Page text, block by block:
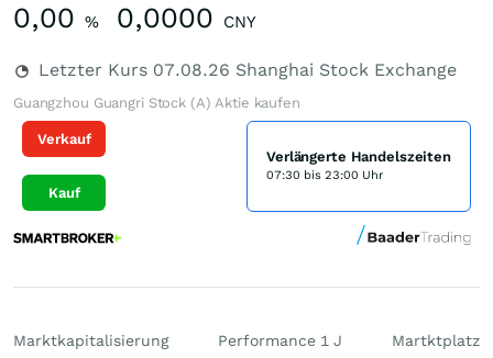
0,00 % 0,0000 CNY
Letzter Kurs 07.08.26 Shanghai Stock Exchange
Guangzhou Guangri Stock (A) Aktie kaufen
Verkauf
Kauf
Verlängerte Handelszeiten
07:30 bis 23:00 Uhr
Marktkapitalisierung Performance 1 J Martktplatz